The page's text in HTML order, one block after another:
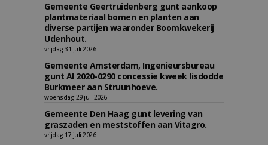
Gemeente Geertruidenberg gunt aankoop
plantmateriaal bomen en planten aan
diverse partijen waaronder Boomkwekerij
Udenhout.
vrijdag 31 juli 2026
Gemeente Amsterdam, Ingenieursbureau
gunt AI 2020-0290 concessie kweek lisdodde
Burkmeer aan Struunhoeve.
woensdag 29 juli 2026
Gemeente Den Haag gunt levering van
graszaden en meststoffen aan Vitagro.
vrijdag 17 juli 2026